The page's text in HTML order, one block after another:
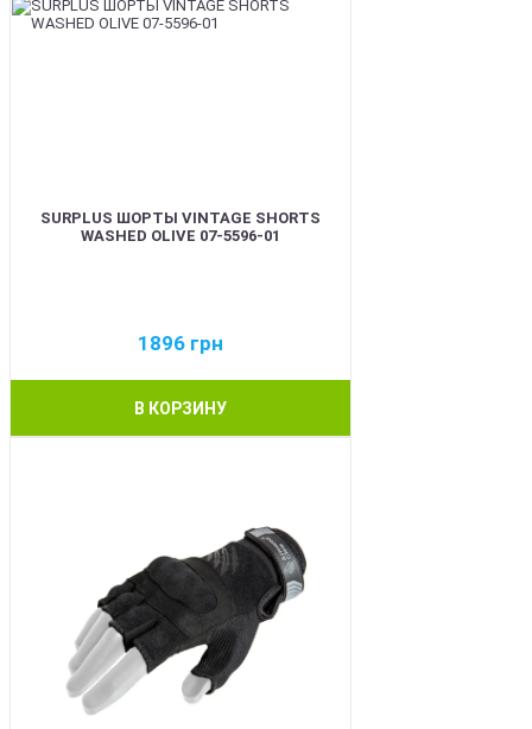
SURPLUS ШОРТЫ VINTAGE SHORTS
WASHED OLIVE 07-5596-01
1896 грн
В КОРЗИНУ